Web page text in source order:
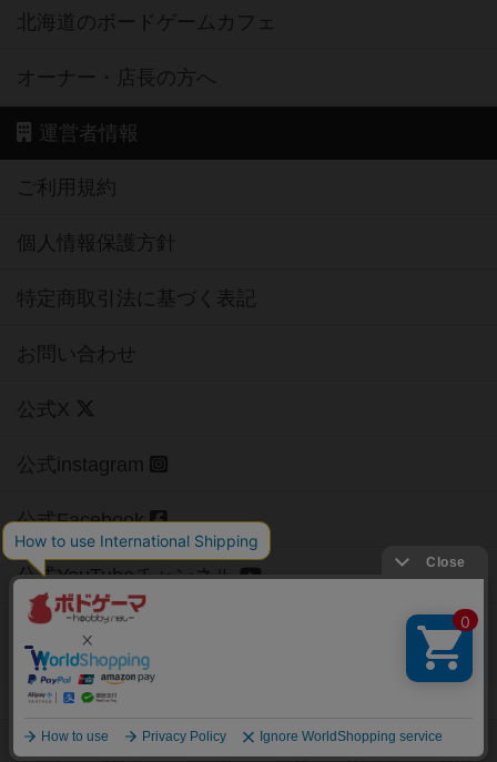
北海道のボードゲームカフェ
オーナー・店長の方へ
運営者情報
ご利用規約
個人情報保護方針
特定商取引法に基づく表記
お問い合わせ
公式X
公式instagram
公式Facebook
公式YouTubeチャンネル